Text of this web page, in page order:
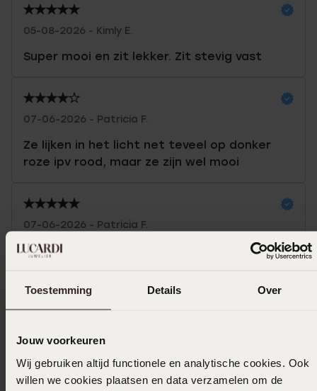
Toestemming Details Over
Jouw voorkeuren
Wij gebruiken altijd functionele en analytische cookies. Ook
willen we cookies plaatsen en data verzamelen om de
05-08-2026 - Kimly E.
Super mooi en zit lekker. Zit stevig vast
07-06-2026 - Patricia F.
Ze lijken in het licht net teveel op donker
roze ipv rood, maar ze zijn wel mooi
07-06-2026 - Patricia F.
Heel leuk!
Toon meer
In winkelmand